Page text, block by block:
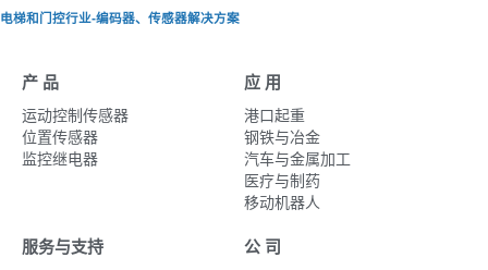
电梯和门控行业-编码器、传感器解决方案
产 品
运动控制传感器
位置传感器
监控继电器
应 用
港口起重
钢铁与冶金
汽车与金属加工
医疗与制药
移动机器人
服务与支持 公 司